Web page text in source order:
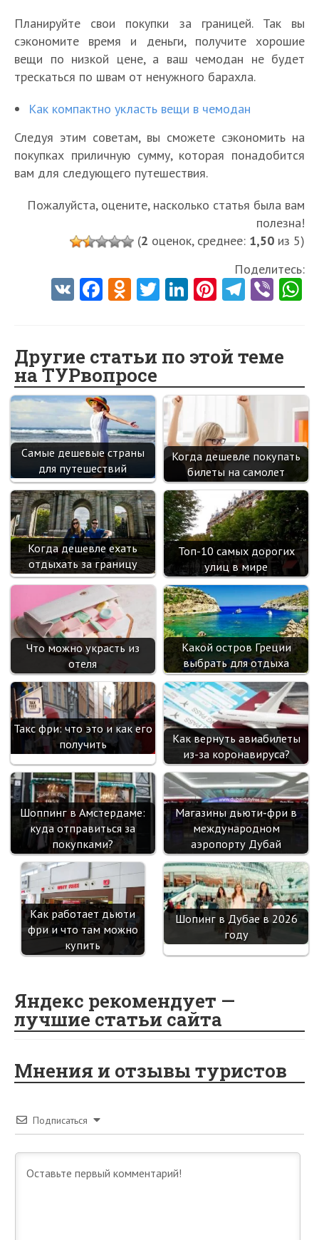
Планируйте свои покупки за границей. Так вы
сэкономите время и деньги, получите хорошие
вещи по низкой цене, а ваш чемодан не будет
трескаться по швам от ненужного барахла.
Как компактно укласть вещи в чемодан
Следуя этим советам, вы сможете сэкономить на
покупках приличную сумму, которая понадобится
вам для следующего путешествия.
Пожалуйста, оцените, насколько статья была вам
полезна!
(2 оценок, среднее: 1,50 из 5)
Поделитесь:
V Fa
o
o
k
O
o
kl
as
sn
ik
i
T
er
Li
dI
n
Pi
es
t
Te
a
m
Vi
Другие статьи по этой теме
на ТУРвопросе
Самые дешевые страны
для путешествий
Когда дешевле покупать
билеты на самолет
Когда дешевле ехать
отдыхать за границу
Топ-10 самых дорогих
улиц в мире
Что можно украсть из
отеля
Какой остров Греции
выбрать для отдыха
Такс фри: что это и как его
получить
Как вернуть авиабилеты
из-за коронавируса?
Шоппинг в Амстердаме:
куда отправиться за
покупками?
Магазины дьюти-фри в
международном
аэропорту Дубай
Как работает дьюти
фри и что там можно
купить
Шопинг в Дубае в 2026
году
Яндекс рекомендует —
лучшие статьи сайта
Мнения и отзывы туристов
Подписаться